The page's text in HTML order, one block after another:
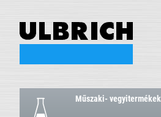
Műszaki- vegyitermékek